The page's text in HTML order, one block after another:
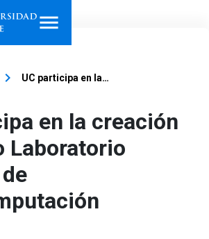
e
keyboard_arrow_right UC participa en la…
en la creación
Laboratorio